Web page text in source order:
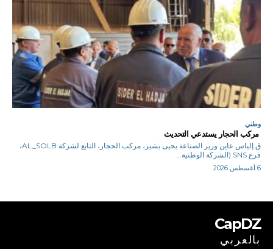
وطني
مركب الحجار يستدعي التحديث
ق.إلياس عاين وزير الصناعة يحيى بشير، مركب الحجار، التابع لشركة AL_SOLB،
فرع SNS (الشركة الوطنية...
6 أغسطس 2026
CapDZ
بالعربي